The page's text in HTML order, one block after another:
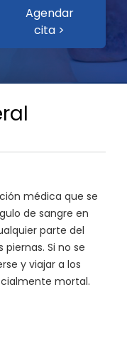
Agendar
cita >
médica que se
de sangre en
parte del
Si no se
y viajar a los
mortal.